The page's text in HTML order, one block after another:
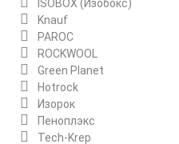
ISOBOX (Изобокс)
Knauf
PAROC
ROCKWOOL
Green Planet
Hotrock
Изорок
Пеноплэкс
Tech-Krep